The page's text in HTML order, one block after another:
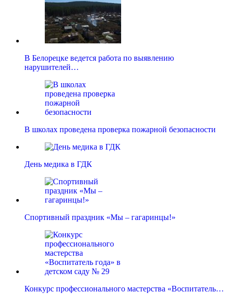
В Белорецке ведется работа по выявлению
нарушителей…
В школах проведена проверка пожарной безопасности
День медика в ГДК
Спортивный праздник «Мы – гагаринцы!»
Конкурс профессионального мастерства «Воспитатель…